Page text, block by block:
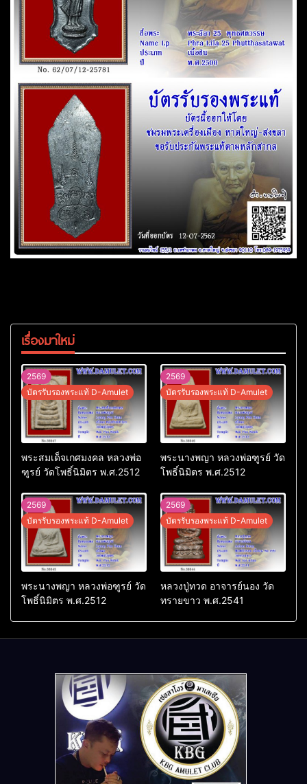
เรื่องมาใหม่
2569
บัตรรับรองพระแท้ D-Amulet
พระสมเด็จเกศมงคล หลวงพ่อ
ฑูรย์ วัดโพธิ์นิมิตร พ.ศ.2512
2569
บัตรรับรองพระแท้ D-Amulet
พระนางพญา หลวงพ่อฑูรย์ วัด
โพธิ์นิมิตร พ.ศ.2512
2569
บัตรรับรองพระแท้ D-Amulet
พระนางพญา หลวงพ่อฑูรย์ วัด
โพธิ์นิมิตร พ.ศ.2512
2569
บัตรรับรองพระแท้ D-Amulet
หลวงปู่ทวด อาจารย์นอง วัด
ทรายขาว พ.ศ.2541